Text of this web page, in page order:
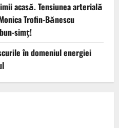
acasă. Tensiunea arterială
Trofin-Bănescu
simț!
în domeniul energiei